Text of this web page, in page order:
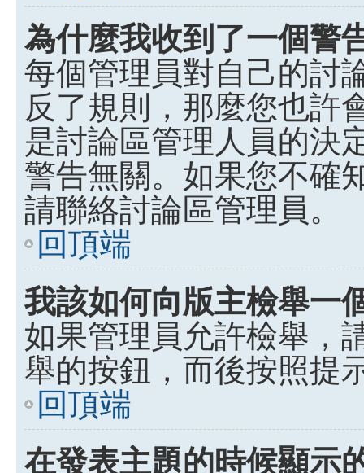
為什麼我收到了一個警
每個管理員對自己的討
反了規則，那麼您也許
是討論區管理人員的決
警告無關。如果您不確
請聯絡討論區管理員。
回頂端
我該如何向版主檢舉一
如果管理員允許檢舉，
舉的按鈕，而後按照提
回頂端
在發表主題的時候顯示